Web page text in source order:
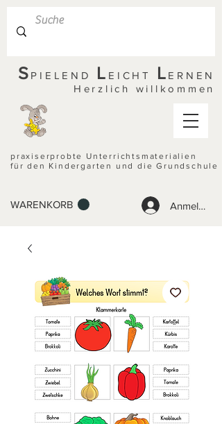
S PIELEND L EICHT L ERNEN
Herzlich willkommen
praxiserprobte Unterrichtsmaterialien
für den Kindergarten und die Grundschule
WARENKORB Anmelden